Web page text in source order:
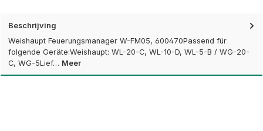
Beschrijving
Weishaupt Feuerungsmanager W-FM05, 600470Passend für
folgende Geräte:Weishaupt: WL-20-C, WL-10-D, WL-5-B / WG-20-
C, WG-5Lief… Meer